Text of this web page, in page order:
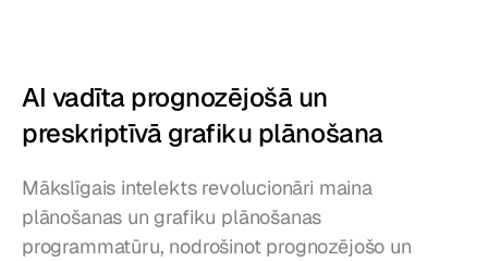
AI vadīta prognozējošā un
preskriptīvā grafiku plānošana
Mākslīgais intelekts revolucionāri maina
plānošanas un grafiku plānošanas
programmatūru, nodrošinot prognozējošo un